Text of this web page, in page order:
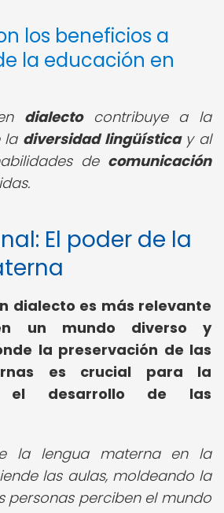
los beneficios a
la educación en
dialectocontribuye a la
la diversidad lingüísticay al
de comunicación
El poder de la
dialecto es más relevante
un mundo diverso y
la preservación de las
es crucial para la
el desarrollo de las
la lengua materna en la
las aulas, moldeando la
personas perciben el mundo